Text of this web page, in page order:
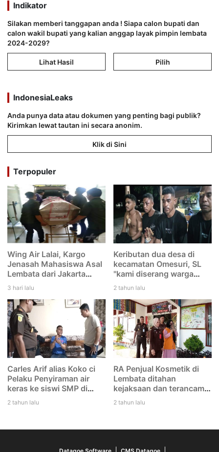
Indikator
Silakan memberi tanggapan anda ! Siapa calon bupati dan
calon wakil bupati yang kalian anggap layak pimpin lembata
2024-2029?
Lihat Hasil Pilih
IndonesiaLeaks
Anda punya data atau dokumen yang penting bagi publik?
Kirimkan lewat tautan ini secara anonim.
Klik di Sini
Terpopuler
Wing Air Lalai, Kargo
Jenasah Mahasiswa Asal
Lembata dari Jakarta
menuju Larantuka
Eltari Kupang
3 hari lalu
Keributan dua desa di
kecamatan Omesuri, SL
"kami diserang warga
Leubatang, dan kami
dengan rencana. Saya
tidak tikam Iwan"
2 tahun lalu
Carles Arif alias Koko ci
Pelaku Penyiraman air
keras ke siswi SMP di
Lembata di tangkap Polisi
2 tahun lalu
RA Penjual Kosmetik di
Lembata ditahan
kejaksaan dan terancam
12 tahun penjara
2 tahun lalu